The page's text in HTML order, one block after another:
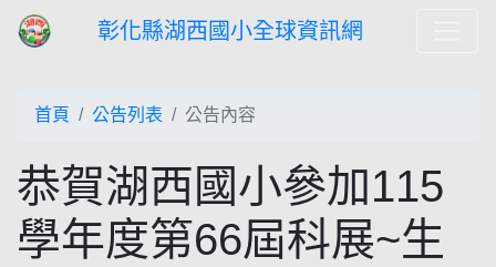
彰化縣湖西國小全球資訊網
首頁 公告列表 公告內容
恭賀湖西國小參加115
學年度第66屆科展~生